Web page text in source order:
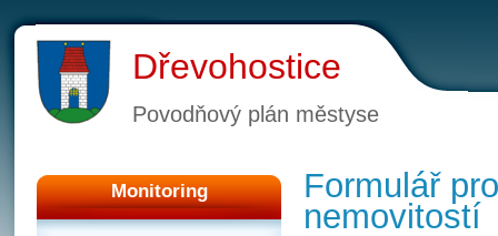
Dřevohostice
Povodňový plán městyse
Monitoring
Formulář
nemovitostí